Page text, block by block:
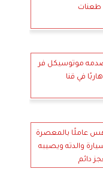
موتوسيكل فر
في قنا
عاملًا بالمعصرة
والدته ويصيبه
دائم